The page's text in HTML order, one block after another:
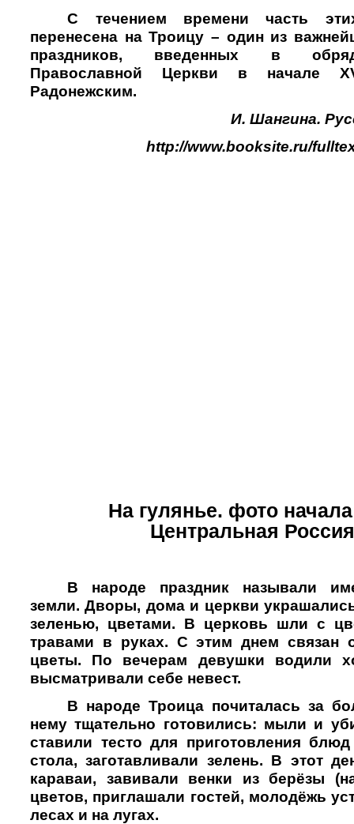
С течением времени часть
перенесена на Троицу – один из
праздников, введенных в
Православной Церкви в начале
Радонежским.
И. Шангина.
http://www.booksite.ru/
На гулянье. фото начал
Центральная
В народе праздник называли
земли. Дворы, дома и церкви
зеленью, цветами. В церковь шли с
травами в руках. С этим днем связан
цветы. По вечерам девушки водили
высматривали себе невест.
В народе Троица почиталась за
нему тщательно готовились: мыли и
ставили тесто для приготовления
стола, заготавливали зелень. В этот
караваи, завивали венки из берёзы
цветов, приглашали гостей, молодёжь
лесах и на лугах.